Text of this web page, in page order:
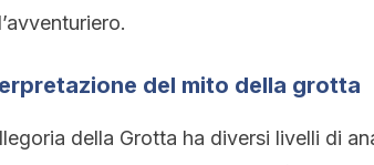
del mito della grotta
della Grotta ha diversi livelli di